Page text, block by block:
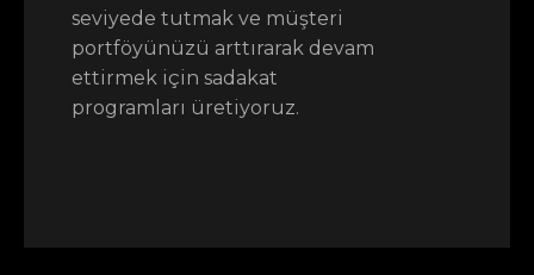
seviyede tutmak ve müşteri
portföyünüzü arttırarak devam
ettirmek için sadakat
programları üretiyoruz.